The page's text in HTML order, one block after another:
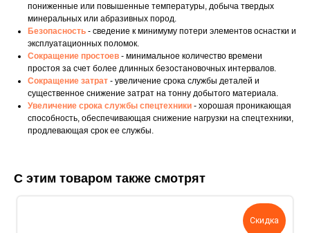
пониженные или повышенные температуры, добыча твердых
минеральных или абразивных пород.
Безопасность - сведение к минимуму потери элементов оснастки и
эксплуатационных поломок.
Сокращение простоев - минимальное количество времени
простоя за счет более длинных безостановочных интервалов.
Сокращение затрат - увеличение срока службы деталей и
существенное снижение затрат на тонну добытого материала.
Увеличение срока службы спецтехники - хорошая проникающая
способность, обеспечивающая снижение нагрузки на спецтехники,
продлевающая срок ее службы.
С этим товаром также смотрят
Скидка